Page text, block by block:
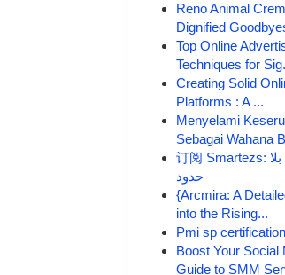
Reno Animal
Dignified
Top Online
Techniques for
Creating Solid
Platforms : A ...
Menyelami
Sebagai Wahana
订阅 Smartezs: مشاهدة بلا
حدود
{Arcmira: A
into the Rising...
Pmi sp
Boost Your Social
Guide to SMM